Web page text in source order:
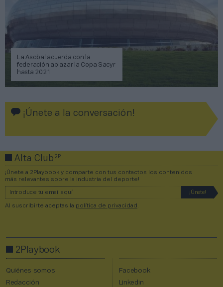
La Asobal acuerda con la
federación aplazar la Copa Sacyr
hasta 2021
¡Únete a la conversación!
Alta Club2P
¡Únete a 2Playbook y comparte con tus contactos los contenidos
más relevantes sobre la industria del deporte!
Al suscribirte aceptas la política de privacidad .
2Playbook
Quiénes somos
Redacción
Facebook
Linkedin